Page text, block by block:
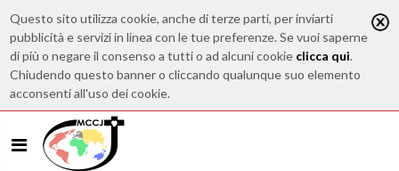
Questo sito utilizza cookie, anche di terze parti, per inviarti
pubblicità e servizi in linea con le tue preferenze. Se vuoi saperne
di più o negare il consenso a tutti o ad alcuni cookie clicca qui.
Chiudendo questo banner o cliccando qualunque suo elemento
acconsenti all'uso dei cookie.